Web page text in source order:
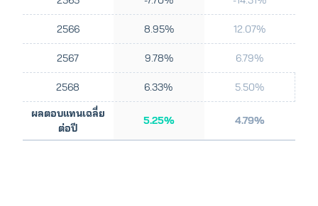
2566 8.95% 12.07%
2567 9.78% 6.79%
2568 6.33% 5.50%
ผลตอบแทนเฉลี่ย
ต่อปี
5.25% 4.79%